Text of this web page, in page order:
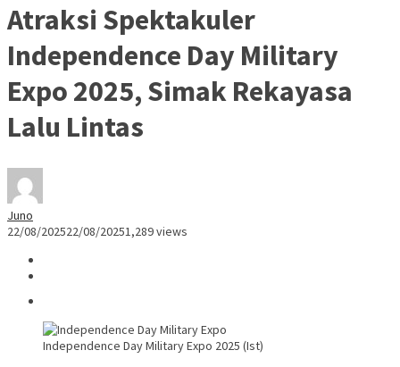
Atraksi Spektakuler
Independence Day Military
Expo 2025, Simak Rekayasa
Lalu Lintas
Juno
22/08/202522/08/20251,289 views
Independence Day Military Expo 2025 (Ist)